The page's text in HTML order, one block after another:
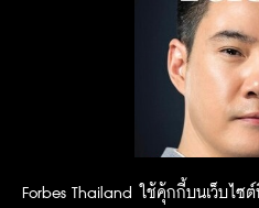
Forbes Thailand ใช้คุ้กกี้บนเว็บไซต์